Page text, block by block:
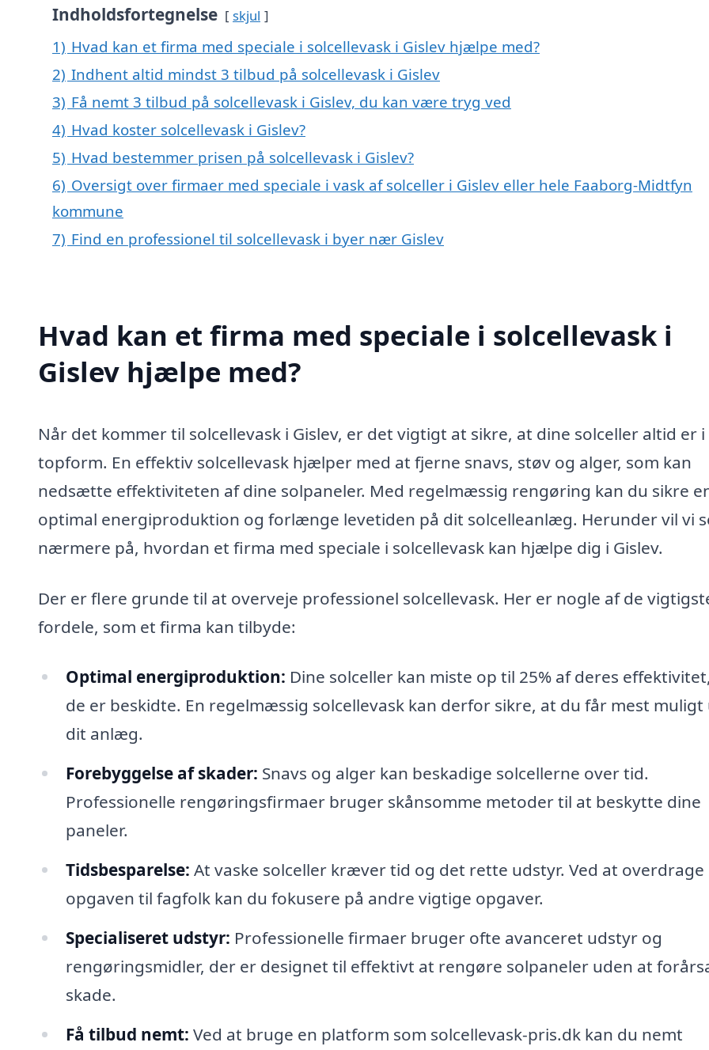
Indholdsfortegnelse skjul
1) Hvad kan et firma med speciale i solcellevask i Gislev hjælpe med?
2) Indhent altid mindst 3 tilbud på solcellevask i Gislev
3) Få nemt 3 tilbud på solcellevask i Gislev, du kan være tryg ved
4) Hvad koster solcellevask i Gislev?
5) Hvad bestemmer prisen på solcellevask i Gislev?
6) Oversigt over firmaer med speciale i vask af solceller i Gislev eller hele Faaborg-Midtfyn
kommune
7) Find en professionel til solcellevask i byer nær Gislev
Hvad kan et firma med speciale i solcellevask i
Gislev hjælpe med?
Når det kommer til solcellevask i Gislev, er det vigtigt at sikre, at dine solceller altid er i
topform. En effektiv solcellevask hjælper med at fjerne snavs, støv og alger, som kan
nedsætte effektiviteten af dine solpaneler. Med regelmæssig rengøring kan du sikre
optimal energiproduktion og forlænge levetiden på dit solcelleanlæg. Herunder vil vi
nærmere på, hvordan et firma med speciale i solcellevask kan hjælpe dig i Gislev.
Der er flere grunde til at overveje professionel solcellevask. Her er nogle af de
fordele, som et firma kan tilbyde:
Optimal energiproduktion: Dine solceller kan miste op til 25% af deres
de er beskidte. En regelmæssig solcellevask kan derfor sikre, at du får mest muligt
dit anlæg.
Forebyggelse af skader: Snavs og alger kan beskadige solcellerne over tid.
Professionelle rengøringsfirmaer bruger skånsomme metoder til at beskytte dine
paneler.
Tidsbesparelse: At vaske solceller kræver tid og det rette udstyr. Ved at overdrage
opgaven til fagfolk kan du fokusere på andre vigtige opgaver.
Specialiseret udstyr: Professionelle firmaer bruger ofte avanceret udstyr og
rengøringsmidler, der er designet til effektivt at rengøre solpaneler uden at
skade.
Få tilbud nemt: Ved at bruge en platform som solcellevask-pris.dk kan du nemt